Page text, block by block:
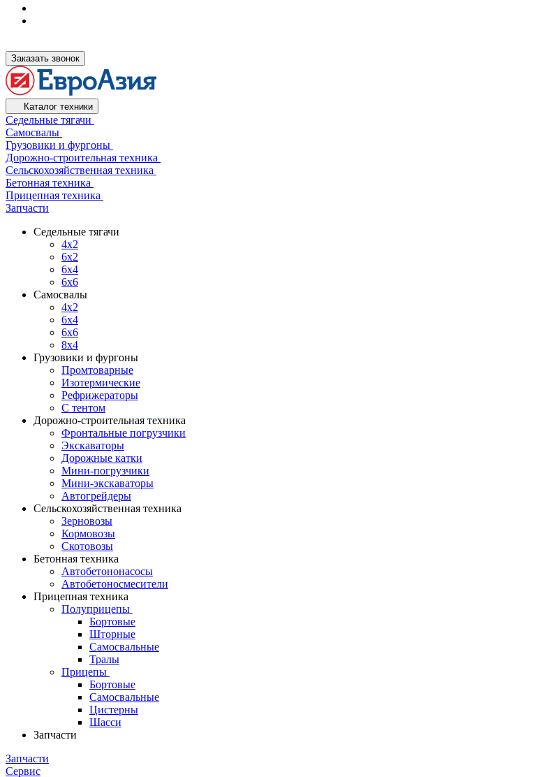
Заказать звонок
Каталог техники
Седельные тягачи
Самосвалы
Грузовики и фургоны
Дорожно-строительная техника
Сельскохозяйственная техника
Бетонная техника
Прицепная техника
Запчасти
Седельные тягачи
4x2
6x2
6x4
6x6
Самосвалы
4x2
6x4
6x6
8x4
Грузовики и фургоны
Промтоварные
Изотермические
Рефрижераторы
С тентом
Дорожно-строительная техника
Фронтальные погрузчики
Экскаваторы
Дорожные катки
Мини-погрузчики
Мини-экскаваторы
Автогрейдеры
Сельскохозяйственная техника
Зерновозы
Кормовозы
Скотовозы
Бетонная техника
Автобетононасосы
Автобетоносмесители
Прицепная техника
Полуприцепы
Бортовые
Шторные
Самосвальные
Тралы
Прицепы
Бортовые
Самосвальные
Цистерны
Шасси
Запчасти
Запчасти
Сервис